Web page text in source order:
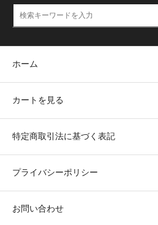
ホーム
カートを見る
特定商取引法に基づく表記
プライバシーポリシー
お問い合わせ